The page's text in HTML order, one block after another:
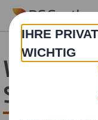
Skip to main content
Studiums